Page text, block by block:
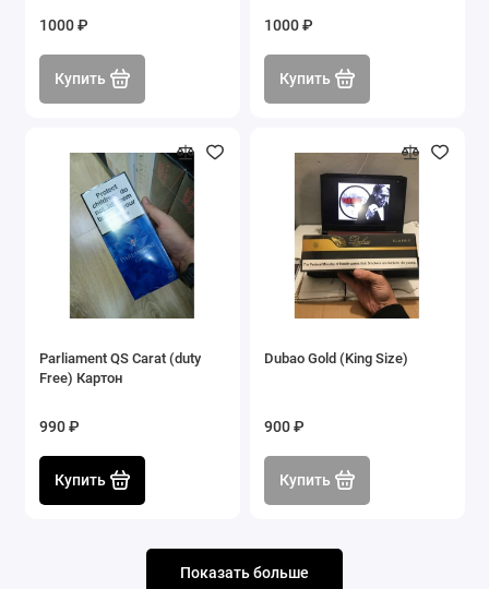
1000 ₽
Купить
1000 ₽
Купить
Parliament QS Carat (duty
Free) Картон
990 ₽
Купить
Dubao Gold (King Size)
900 ₽
Купить
Показать больше